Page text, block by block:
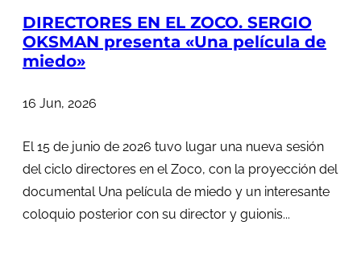
DIRECTORES EN EL ZOCO. SERGIO
OKSMAN presenta «Una película de
miedo»
16 Jun, 2026
El 15 de junio de 2026 tuvo lugar una nueva sesión
del ciclo directores en el Zoco, con la proyección del
documental Una película de miedo y un interesante
coloquio posterior con su director y guionis...